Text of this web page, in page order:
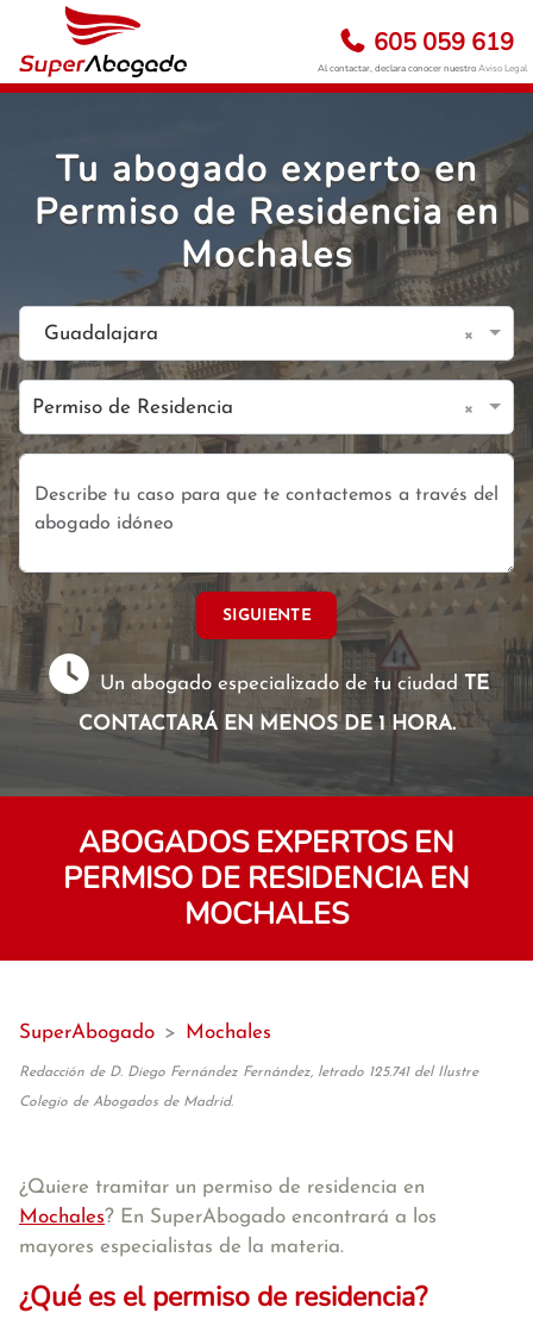
605 059 619
Al contactar, declara conocer nuestroAviso Legal
Tu abogado experto en
Permiso de Residencia en
Mochales
Guadalajara ×
Permiso de Residencia ×
SIGUIENTE
Un abogado especializado de tu ciudad TE
CONTACTARÁ EN MENOS DE 1 HORA.
ABOGADOS EXPERTOS EN
PERMISO DE RESIDENCIA EN
MOCHALES
SuperAbogado > Mochales
Redacción de D. Diego Fernández Fernández, letrado 125.741 del Ilustre
Colegio de Abogados de Madrid.
¿Quiere tramitar un permiso de residencia en
Mochales? En SuperAbogado encontrará a los
mayores especialistas de la materia.
¿Qué es el permiso de residencia?